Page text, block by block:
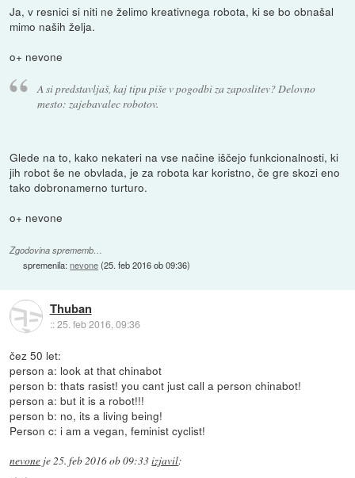
Ja, v resnici si niti ne želimo kreativnega robota, ki se bo obnašal
mimo naših želja.
o+ nevone
A si predstavljaš, kaj tipu piše v pogodbi za zaposlitev? Delovno
mesto: zajebavalec robotov.
Glede na to, kako nekateri na vse načine iščejo funkcionalnosti, ki
jih robot še ne obvlada, je za robota kar koristno, če gre skozi eno
tako dobronamerno turturo.
o+ nevone
Zgodovina sprememb…
spremenila:nevone(25. feb 2016 ob 09:36)
Thuban
::25. feb 2016, 09:36
čez 50 let:
person a: look at that chinabot
person b: thats rasist! you cant just call a person chinabot!
person a: but it is a robot!!!
person b: no, its a living being!
Person c: i am a vegan, feminist cyclist!
nevone je25. feb 2016 ob 09:33izjavil: